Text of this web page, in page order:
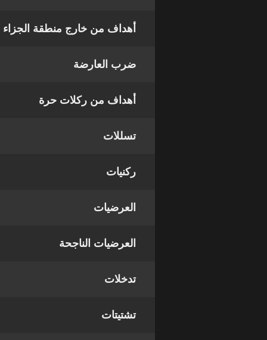
أهداف من خارج منطقة الجزاء
ضرب العارضة
أهداف من ركلات حرة
تسللات
ركنيات
العرضيات
العرضيات الناجحة
تدخلات
تشتيتات